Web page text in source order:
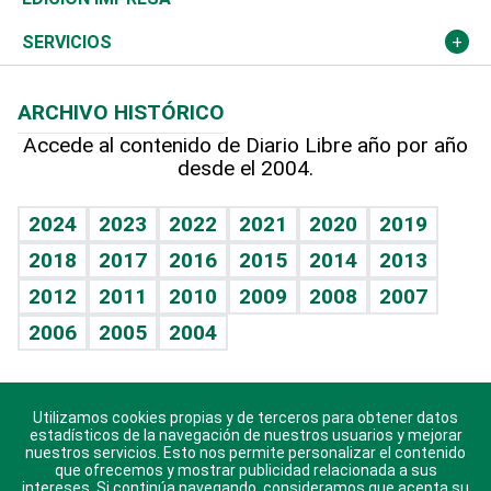
Resto del mundo
Economía personal
Podcast Arte Libre
Hablando con el pediatra
Vida y familia
Eñe
Celebrando la vida
Sin complejos
En pocas palabras
Escuchando al corazón
Economía Personal
Más deportes
TBT Deportivo
Columnistas
Más firmas
Cambio climático
Opinión
Hecho en casa
Guía del dinero
SERVICIOS
Cumpleaños
Horóscopos
Crucigramas
ARCHIVO HISTÓRICO
Accede al contenido de Diario Libre año por año
desde el 2004.
2024 2023 2022 2021 2020
2019
2018
2017 2016 2015 2014
2013
2012
2011 2010 2009 2008
2007
2006
2005 2004
Descarga nuestras aplicaciones para Android, iOS y
sistema Huawei.
Utilizamos cookies propias y de terceros para obtener datos
estadísticos de la navegación de nuestros usuarios y mejorar
nuestros servicios. Esto nos permite personalizar el contenido
que ofrecemos y mostrar publicidad relacionada a sus